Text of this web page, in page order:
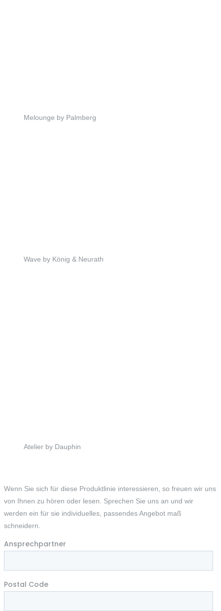
Melounge by Palmberg
Wave by König & Neurath
Atelier by Dauphin
Wenn Sie sich für diese Produktlinie interessieren, so freuen wir uns
von Ihnen zu hören oder lesen. Sprechen Sie uns an und wir
werden ein für sie individuelles, passendes Angebot maß
schneidern.